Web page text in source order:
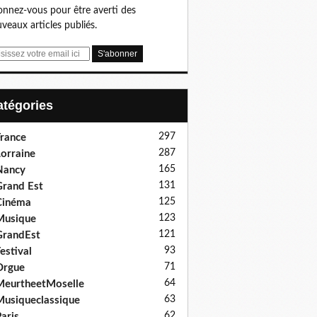
vous pour être averti des
articles publiés.
297
287
165
Est 131
125
123
121
93
71
64
63